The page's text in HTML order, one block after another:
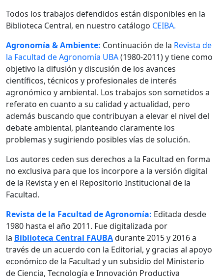
Todos los trabajos defendidos están disponibles en la
Biblioteca Central, en nuestro catálogo CEIBA.
Agronomía & Ambiente: Continuación de la Revista de
la Facultad de Agronomía UBA(1980-2011) y tiene como
objetivo la difusión y discusión de los avances
científicos, técnicos y profesionales de interés
agronómico y ambiental. Los trabajos son sometidos a
referato en cuanto a su calidad y actualidad, pero
además buscando que contribuyan a elevar el nivel del
debate ambiental, planteando claramente los
problemas y sugiriendo posibles vías de solución.
Los autores ceden sus derechos a la Facultad en forma
no exclusiva para que los incorpore a la versión digital
de la Revista y en el Repositorio Institucional de la
Facultad.
Revista de la Facultad de Agronomía: Editada desde
1980 hasta el año 2011. Fue digitalizada por
la Biblioteca Central FAUBAdurante 2015 y 2016 a
través de un acuerdo con la Editorial, y gracias al apoyo
económico de la Facultad y un subsidio del Ministerio
de Ciencia, Tecnología e Innovación Productiva